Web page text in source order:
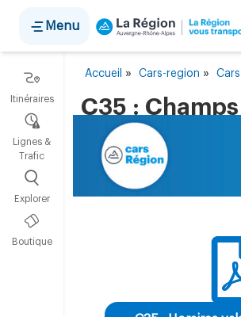
Accueil » Cars-region »
C35 :
Menu
Itinéraires
Lignes &
Trafic
Explorer
Boutique